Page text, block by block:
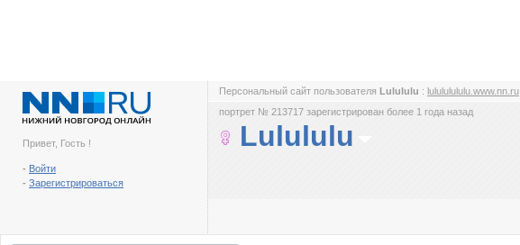
Привет, Гость !
- Войти
- Зарегистрироваться
Персональный сайт пользователя Lulululu : lulululululu.www.nn.ru
портрет № 213717 зарегистрирован более 1 года назад
Lulululu